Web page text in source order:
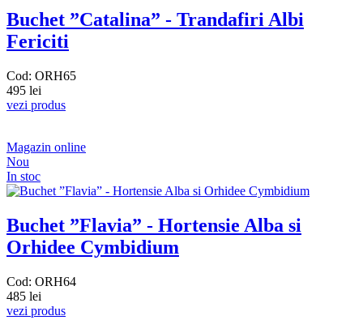
Buchet ”Catalina” - Trandafiri Albi
Fericiti
Cod: ORH65
495 lei
vezi produs
Magazin online
Nou
In stoc
Buchet ”Flavia” - Hortensie Alba si
Orhidee Cymbidium
Cod: ORH64
485 lei
vezi produs